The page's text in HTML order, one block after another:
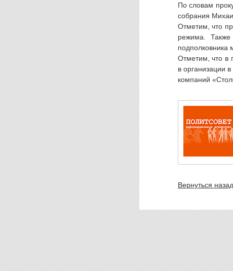
По словам
собрания
Отметим, что
режима. Также
подполковника
Отметим, что в
в организации
компаний
Вернуться назад